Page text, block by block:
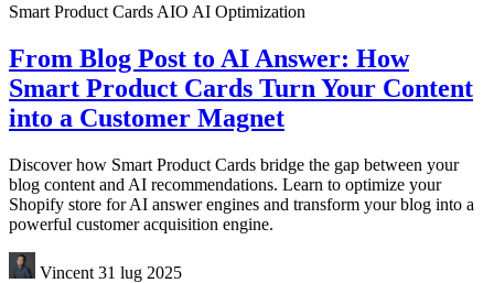
Smart Product Cards AIO AI Optimization
From Blog Post to AI Answer: How
Smart Product Cards Turn Your Content
into a Customer Magnet
Discover how Smart Product Cards bridge the gap between your
blog content and AI recommendations. Learn to optimize your
Shopify store for AI answer engines and transform your blog into a
powerful customer acquisition engine.
Vincent 31 lug 2025